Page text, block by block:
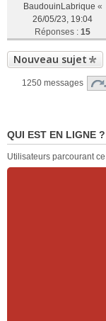
BaudouinLabrique «
26/05/23, 19:04
Réponses : 15
Nouveau sujet
1250 messages
QUI EST EN LIGNE ?
Utilisateurs parcourant